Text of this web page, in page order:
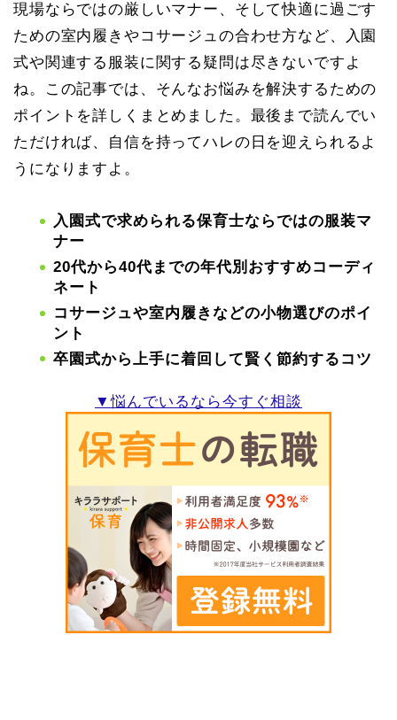
現場ならではの厳しいマナー、そして快適に過ごす
ための室内履きやコサージュの合わせ方など、入園
式や関連する服装に関する疑問は尽きないですよ
ね。この記事では、そんなお悩みを解決するための
ポイントを詳しくまとめました。最後まで読んでい
ただければ、自信を持ってハレの日を迎えられるよ
うになりますよ。
入園式で求められる保育士ならではの服装マ
ナー
20代から40代までの年代別おすすめコーディ
ネート
コサージュや室内履きなどの小物選びのポイ
ント
卒園式から上手に着回して賢く節約するコツ
▼悩んでいるなら今すぐ相談